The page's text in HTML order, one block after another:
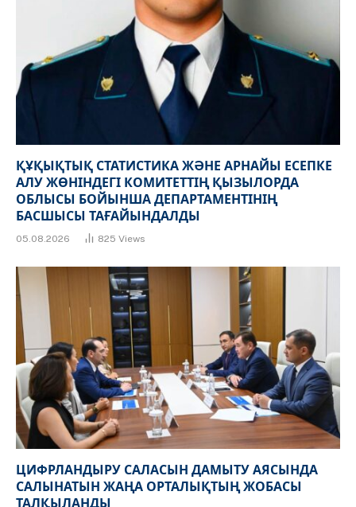
ҚҰҚЫҚТЫҚ СТАТИСТИКА ЖӘНЕ АРНАЙЫ ЕСЕПКЕ
АЛУ ЖӨНІНДЕГІ КОМИТЕТТІҢ ҚЫЗЫЛОРДА
ОБЛЫСЫ БОЙЫНША ДЕПАРТАМЕНТІНІҢ
БАСШЫСЫ ТАҒАЙЫНДАЛДЫ
05.08.2026 825 Views
ЦИФРЛАНДЫРУ САЛАСЫН ДАМЫТУ АЯСЫНДА
САЛЫНАТЫН ЖАҢА ОРТАЛЫҚТЫҢ ЖОБАСЫ
ТАЛҚЫЛАНДЫ